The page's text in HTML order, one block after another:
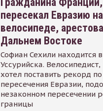
пересекал Евразию на
велосипеде,
Дальнем Востоке
Софиан Сехили находится
Уссурийска.
хотел поставить рекорд
пересечения Евразии,
незаконном пересечении
границы